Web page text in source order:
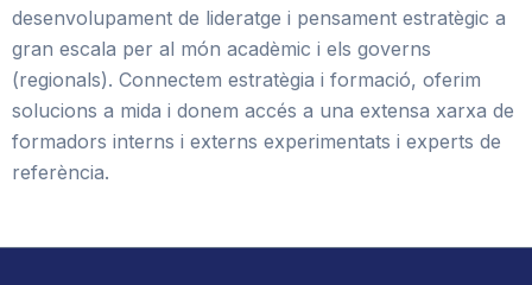
desenvolupament de lideratge i pensament estratègic a
gran escala per al món acadèmic i els governs
(regionals). Connectem estratègia i formació, oferim
solucions a mida i donem accés a una extensa xarxa de
formadors interns i externs experimentats i experts de
referència.